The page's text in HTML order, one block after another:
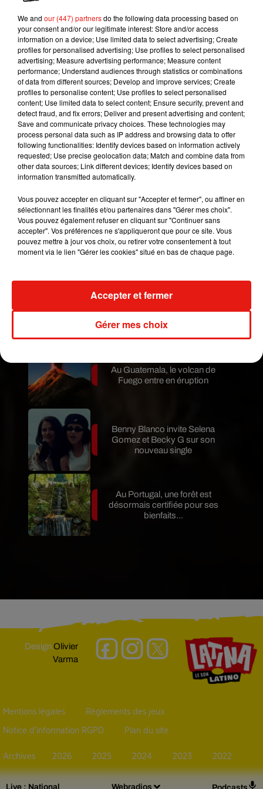
Live : National Webradios
Publié : 18 juillet 2019 à 15h00 par A.L.
Galaxy,ou encore Spider-Man,on ne sait pour
l’instant pas grand-chose dufutur long-métrage
Thor 4. En revanche, une chose est sûre :Chris
Hemsorth rempilera en toute logique pour le rôle-
titre de l'iconique dieu asgardien.Pour le moment,
aucune date officielle de sortie n'a été
communiquée mais ça ne saurait tarder...
Mundo Latino
Guatemala : l'éruption du volcan
Le fourmilier géant fait son retour
en Argentine, et en pleine...
Karol G dévoile la tracklist de
son nouvel album… avec des
invités...
Au Guatemala, le volcan de
Fuego entre en éruption
Benny Blanco invite Selena
Gomez et Becky G sur son
nouveau single
Au Portugal, une forêt est
désormais certifiée pour ses
bienfaits...
DesignOlivier
Varma
Mentions légales Règlements des jeux
Notice d’information RGPD Plan du site
Archives 2026 2025 2024 2023 2022
We and our (447) partnersdo the following data processing based on
your consent and/or our legitimate interest: Store and/or access
information on a device; Use limited data to select advertising; Create
profiles for personalised advertising; Use profiles to select personalised
advertising; Measure advertising performance; Measure content
performance; Understand audiences through statistics or combinations
of data from different sources; Develop and improve services; Create
profiles to personalise content; Use profiles to select personalised
content; Use limited data to select content; Ensure security, prevent and
detect fraud, and fix errors; Deliver and present advertising and content;
Save and communicate privacy choices. These technologies may
process personal data such as IP address and browsing data to offer
following functionalities: Identify devices based on information actively
requested; Use precise geolocation data; Match and combine data from
other data sources; Link different devices; Identify devices based on
information transmitted automatically.
Vous pouvez accepter en cliquant sur "Accepter et fermer", ou affiner en
sélectionnant les finalités et/ou partenaires dans "Gérer mes choix".
Vous pouvez également refuser en cliquant sur "Continuer sans
accepter". Vos préférences ne s'appliqueront que pour ce site. Vous
pouvez mettre à jour vos choix, ou retirer votre consentement à tout
moment via le lien "Gérer les cookies" situé en bas de chaque page.
Gérer mes choix
Accepter et fermer